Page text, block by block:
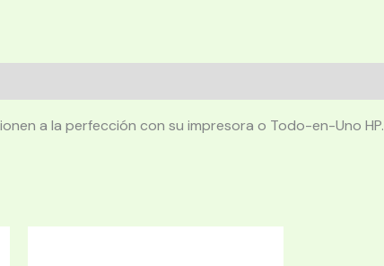
a la perfección con su impresora o Todo-en-Uno HP.